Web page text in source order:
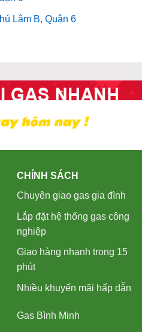
Lâm B, Quận 6
CHÍNH SÁCH
Chuyên giao gas gia đình
Lắp đặt hệ thống gas công
nghiệp
Giao hàng nhanh trong 15
phút
Nhiều khuyến mãi hấp dẫn
Gas Bình Minh